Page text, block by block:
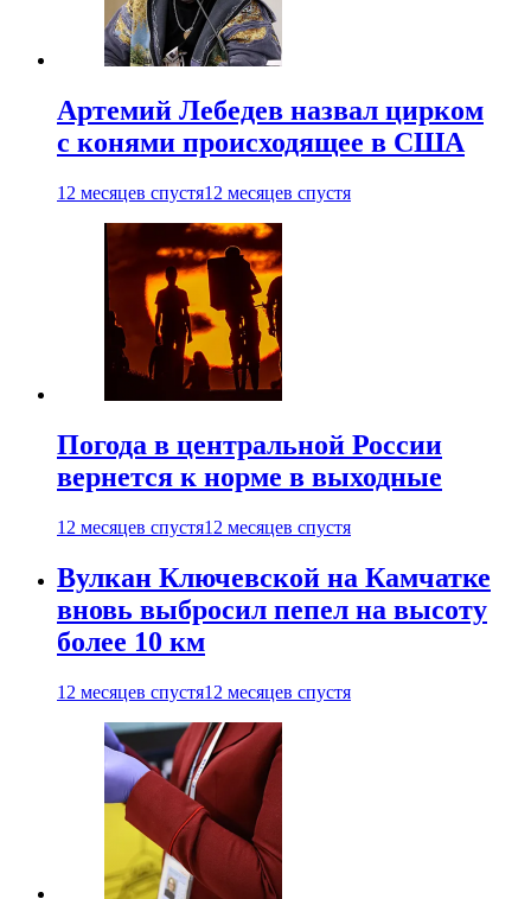
Артемий Лебедев назвал цирком
с конями происходящее в США
12 месяцев спустя12 месяцев спустя
Погода в центральной России
вернется к норме в выходные
12 месяцев спустя12 месяцев спустя
Вулкан Ключевской на Камчатке
вновь выбросил пепел на высоту
более 10 км
12 месяцев спустя12 месяцев спустя